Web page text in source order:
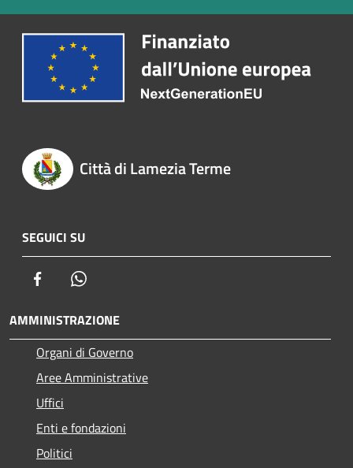
Città di Lamezia Terme
SEGUICI SU
Facebook
AMMINISTRAZIONE
Organi di Governo
Aree Amministrative
Uffici
Enti e fondazioni
Politici